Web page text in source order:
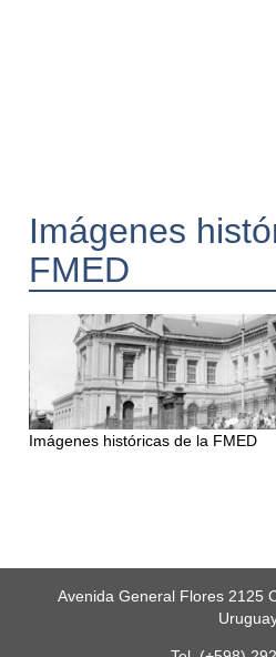
Imágenes
FMED
Imágenes históricas de la FMED
Avenida General Flores 2125